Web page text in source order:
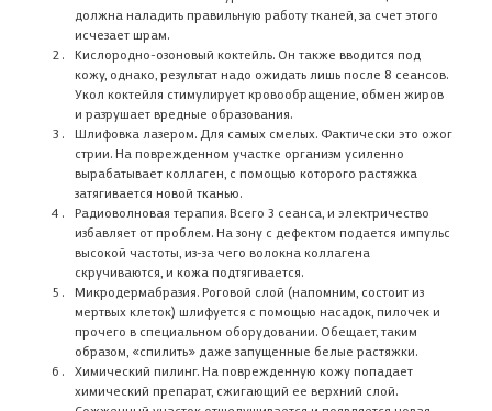
должна наладить правильную работу тканей, за счет этого
исчезает шрам.
Кислородно-озоновый коктейль. Он также вводится под
кожу, однако, результат надо ожидать лишь после 8 сеансов.
Укол коктейля стимулирует кровообращение, обмен жиров
и разрушает вредные образования.
Шлифовка лазером. Для самых смелых. Фактически это ожог
стрии. На поврежденном участке организм усиленно
вырабатывает коллаген, с помощью которого растяжка
затягивается новой тканью.
Радиоволновая терапия. Всего 3 сеанса, и электричество
избавляет от проблем. На зону с дефектом подается импульс
высокой частоты, из-за чего волокна коллагена
скручиваются, и кожа подтягивается.
Микродермабразия. Роговой слой (напомним, состоит из
мертвых клеток) шлифуется с помощью насадок, пилочек и
прочего в специальном оборудовании. Обещает, таким
образом, «спилить» даже запущенные белые растяжки.
Химический пилинг. На поврежденную кожу попадает
химический препарат, сжигающий ее верхний слой.
Авторизация
Введите номер мобильного телефона, чтобы войти либо
зарегистрироваться на сайте
ПОЛУЧИТЬ КОД
Данный раздел предназначен для
специалистов
У вас есть медицинское образование?
Адрес доставки
Проверьте данные
Проверьте данные
Откройте Каталог, чтобы выбрать нужный товар,
или авторизуйтесь на сайте, если вы уже ранее добавляли товар в
Корзину
В КАТАЛОГ
Популярные товары
Отправили промокод на скидку 5%
на вашу почту
Вы действительно хотите закрыть
ветку обсуждения?
Пользователи больше не смогут оставлять комментарии
Вы действительно хотите удалить
сообщение?
Отменить данное действие будет невозможно
Да, удалить
Ваше сообщение успешно
отправлено
Ваше сообщение успешно
отправлено. Оно появится на сайте
после модерации
Ваш комментарий отправлен
Изменения сохранены
Укажите свои контакты
Мы перезвоним и подробно ответим на все ваши
вопросы
Проверьте данныеПромокод скопирован
Укажите свой e-mail
Мы будем уведомлять о выходе новых продуктов
Проверьте данные
Форма успешно отправлена
Мы перезвоним и подробно ответим на все ваши
вопросы
Ваша заявка принята
Мы добавим ваш email в список рассылок.
Заказ отменен